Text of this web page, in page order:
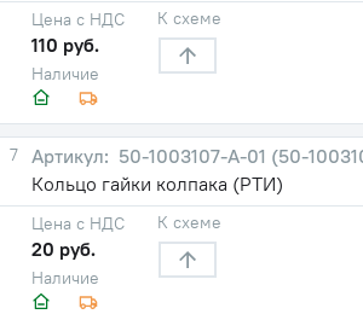
Наличие
Цена с НДС
110 руб.
К схеме
7
50-1003107-А-01 (50-
Кольцо гайки колпака (РТИ)
Наличие
Цена с НДС
20 руб.
К схеме